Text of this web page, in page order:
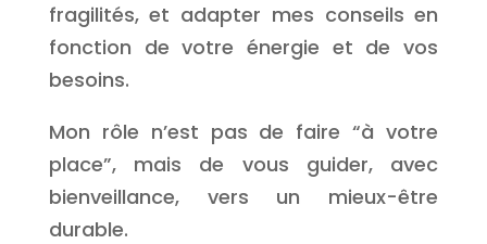
fragilités, et adapter mes conseils en
fonction de votre énergie et de vos
besoins.
Mon rôle n’est pas de faire “à votre
place”, mais de vous guider, avec
bienveillance, vers un mieux-être
durable.